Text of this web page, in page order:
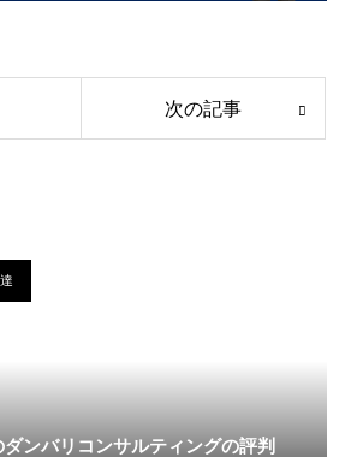
次の記事
ンバリコンサルティングの評判